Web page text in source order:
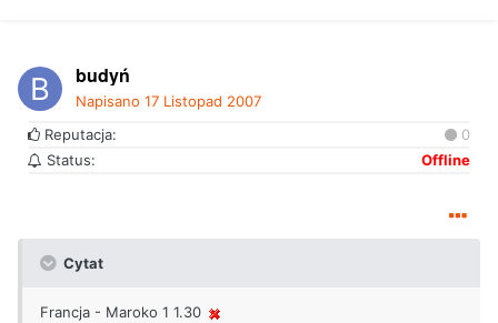
budyń
Napisano 17 Listopad 2007
Reputacja:
0
Status:
Offline
Cytat
Francja - Maroko 1 1.30